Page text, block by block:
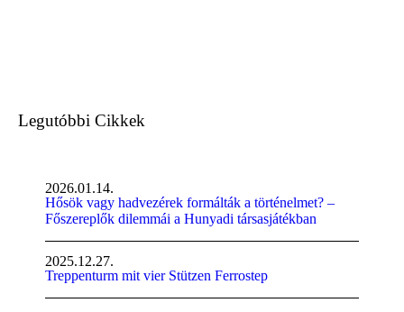
Legutóbbi Cikkek
Hősök vagy hadvezérek formálták a történelmet? –
Főszereplők dilemmái a Hunyadi társasjátékban
2026.01.14.
Treppenturm mit vier Stützen Ferrostep
2025.12.27.